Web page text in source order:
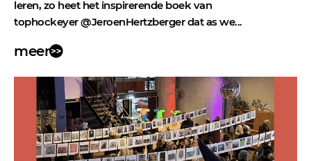
leren, zo heet het inspirerende boek van
tophockeyer @JeroenHertzberger dat as we...
meer